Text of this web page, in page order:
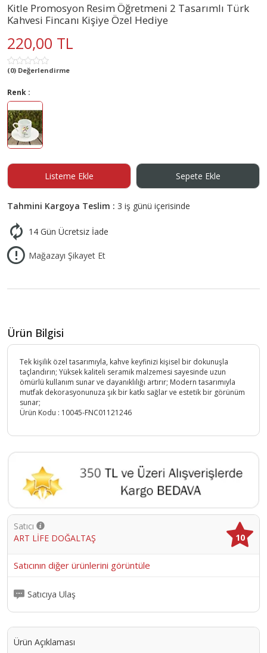
Kitle Promosyon Resim Öğretmeni 2 Tasarımlı Türk
Kahvesi Fincanı Kişiye Özel Hediye
220,00 TL
(0) Değerlendirme
Renk :
Listeme Ekle Sepete Ekle
Tahmini Kargoya Teslim : 3 iş günü içerisinde
14 Gün Ücretsiz İade
Mağazayı Şikayet Et
Ürün Bilgisi
Tek kişilik özel tasarımıyla, kahve keyfinizi kişisel bir dokunuşla
taçlandırın; Yüksek kaliteli seramik malzemesi sayesinde uzun
ömürlü kullanım sunar ve dayanıklılığı artırır; Modern tasarımıyla
mutfak dekorasyonunuza şık bir katkı sağlar ve estetik bir görünüm
sunar;
Ürün Kodu : 10045-FNC01121246
Satıcı
ART LİFE DOĞALTAŞ
10
Satıcının diğer ürünlerini görüntüle
Satıcıya Ulaş
Ürün Açıklaması